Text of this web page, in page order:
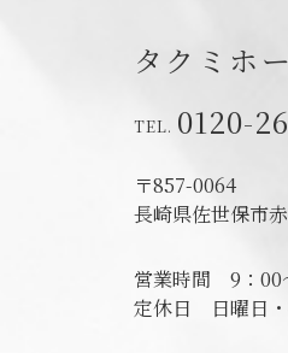
タクミホ
0120-
〒857-0064
長崎県佐世保市
営業時間 9：00
定休日
日曜日